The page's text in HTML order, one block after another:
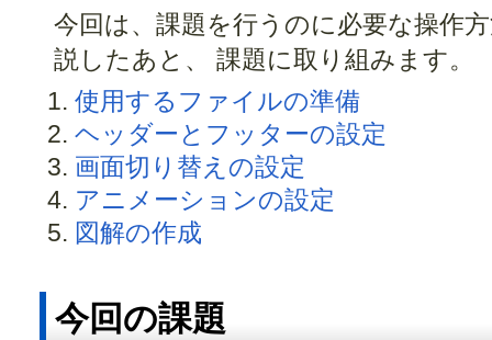
今回は、課題を行うのに必要な操作
説したあと、 課題に取り組みます。
使用するファイルの準備
ヘッダーとフッターの設定
画面切り替えの設定
アニメーションの設定
図解の作成
今回の課題